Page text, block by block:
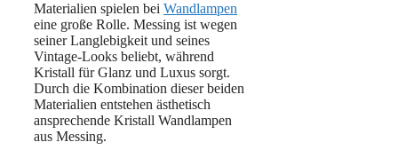
Materialien spielen bei Wandlampen
eine große Rolle. Messing ist wegen
seiner Langlebigkeit und seines
Vintage-Looks beliebt, während
Kristall für Glanz und Luxus sorgt.
Durch die Kombination dieser beiden
Materialien entstehen ästhetisch
ansprechende Kristall Wandlampen
aus Messing.